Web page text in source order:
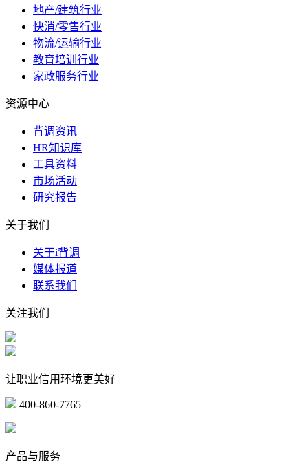
地产/建筑行业
快消/零售行业
物流/运输行业
教育培训行业
家政服务行业
资源中心
背调资讯
HR知识库
工具资料
市场活动
研究报告
关于我们
关于i背调
媒体报道
联系我们
关注我们
让职业信用环境更美好
400-860-7765
产品与服务